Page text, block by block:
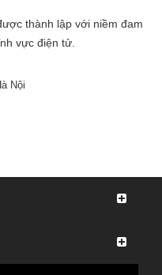
thành lập với niềm đam
vực điện tử.
Nội